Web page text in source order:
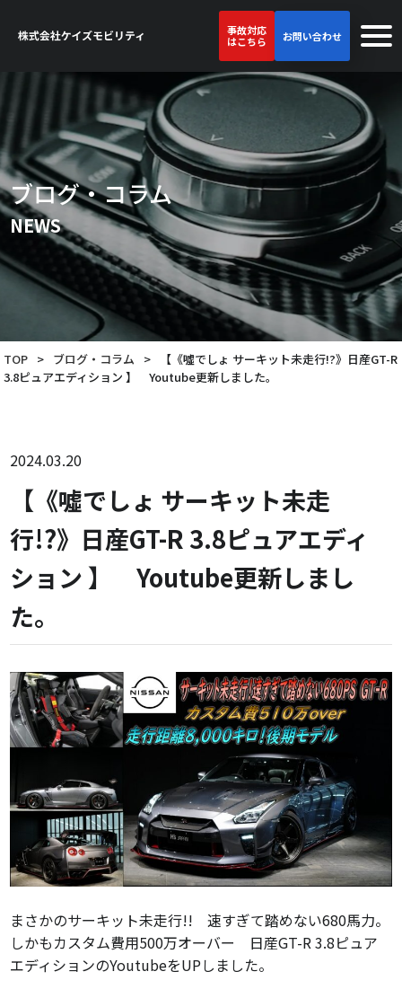
事故対応
はこちら
お問い合わせ
ブログ・コラム
NEWS
TOP > ブログ・コラム >
【《噓でしょ サーキット未走行!?》日産GT-R
3.8ピュアエディション 】 Youtube更新しました。
2024.03.20
【《噓でしょ サーキット未走
行!?》日産GT-R 3.8ピュアエディ
ション 】 Youtube更新しまし
た。
まさかのサーキット未走行!! 速すぎて踏めない680馬力。
しかもカスタム費用500万オーバー 日産GT-R 3.8ピュア
エディションのYoutubeをUPしました。